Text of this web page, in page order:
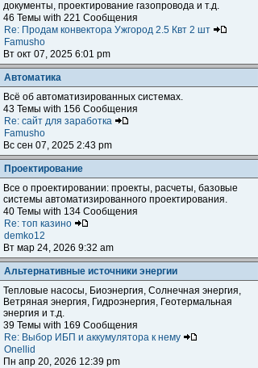
документы, проектирование газопровода и т.д.
46 Темы with 221 Сообщения
Re: Продам конвектора Ужгород 2.5 Квт 2 шт
Famusho
Вт окт 07, 2025 6:01 pm
Автоматика
Всё об автоматизированных системах.
43 Темы with 156 Сообщения
Re: сайт для заработка
Famusho
Вс сен 07, 2025 2:43 pm
Проектирование
Все о проектировании: проекты, расчеты, базовые
системы автоматизированного проектирования.
40 Темы with 134 Сообщения
Re: топ казино
demko12
Вт мар 24, 2026 9:32 am
Альтернативные источники энергии
Тепловые насосы, Биоэнергия, Солнечная энергия,
Ветряная энергия, Гидроэнергия, Геотермальная
энергия и т.д.
39 Темы with 169 Сообщения
Re: Выбор ИБП и аккумулятора к нему
Onellid
Пн апр 20, 2026 12:39 pm